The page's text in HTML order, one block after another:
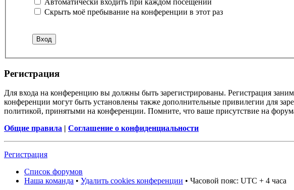
Скрыть моё пребывание на конференции в этот раз
Регистрация
Для входа на конференцию вы должны быть зарегистрированы. Регистрация
конференции могут быть установлены также дополнительные привилегии для
политикой, принятыми на конференции. Помните, что ваше присутствие на
Общие правила | Соглашение о конфиденциальности
Регистрация
Список форумов
Наша команда • Удалить cookies конференции • Часовой пояс: UTC + 4 часа